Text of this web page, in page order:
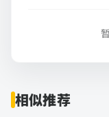
相似推荐